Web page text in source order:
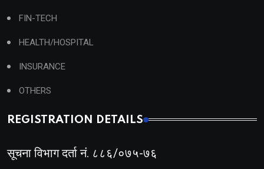
FIN-TECH
HEALTH/HOSPITAL
INSURANCE
OTHERS
REGISTRATION DETAILS
सूचना विभाग दर्ता नं. ८८६/०७५-७६